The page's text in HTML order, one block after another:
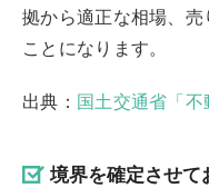
拠から適正な相場、
ことになります。
出典： 国土交通省「不
境界を確定させて